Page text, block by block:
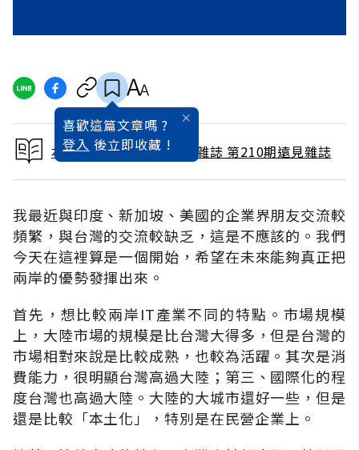
喜歡這篇文章嗎 ?
登入 後立即收藏 !
本文出自 2003 / 12月號雜誌 第210期遠見雜誌
我最近與印度、新加坡、美國的企業界朋友交流較
頻繁，與台灣的交流較缺乏，這是不應該的。我們
今天在這裡算是一個開始，希望在未來能夠真正把
兩岸的優勢發揮出來。
首先，想比較兩岸IT產業不同的特點。市場規模
上，大陸市場的規模是比台灣大得多，但是台灣的
市場相對來說是比較成熟，也較為活躍。其次是消
費能力，很明顯台灣高過大陸；第三、國際化的程
度台灣也高過大陸。大陸的大城市還好一些，但是
還是比較「本土化」，特別是在民營企業上。